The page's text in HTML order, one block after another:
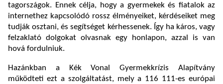
tagországok. Ennek célja, hogy a gyermekek és fiatalok az
internethez kapcsolódó rossz élményeiket, kérdéseiket meg
tudják osztani, és segítséget kérhessenek. Így ha káros, vagy
felzaklató dolgokat olvasnak egy honlapon, azzal is van
hová fordulniuk.
Hazánkban a Kék Vonal Gyermekkrízis Alapítvány
működteti ezt a szolgáltatást, mely a 116 111-es európai